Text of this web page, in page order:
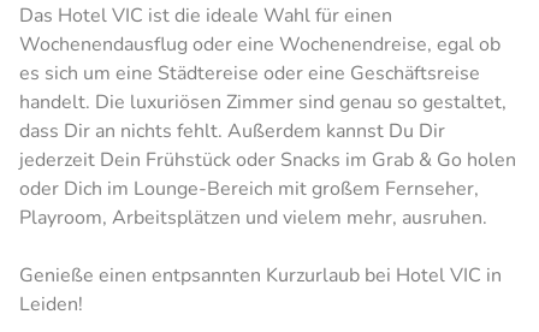
Das Hotel VIC ist die ideale Wahl für einen
Wochenendausflug oder eine Wochenendreise, egal ob
es sich um eine Städtereise oder eine Geschäftsreise
handelt. Die luxuriösen Zimmer sind genau so gestaltet,
dass Dir an nichts fehlt. Außerdem kannst Du Dir
jederzeit Dein Frühstück oder Snacks im Grab & Go holen
oder Dich im Lounge-Bereich mit großem Fernseher,
Playroom, Arbeitsplätzen und vielem mehr, ausruhen.
Genieße einen entpsannten Kurzurlaub bei Hotel VIC in
Leiden!